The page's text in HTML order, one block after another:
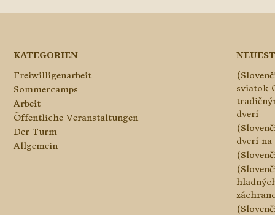
KATEGORIEN
Freiwilligenarbeit
Sommercamps
Arbeit
Öffentliche Veranstaltungen
Der Turm
Allgemein
sviatok
dverí
dverí na